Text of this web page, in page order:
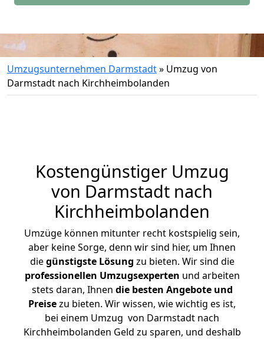
Umzugsunternehmen Darmstadt» Umzug von
Darmstadt nach Kirchheimbolanden
Kostengünstiger Umzug
von Darmstadt nach
Kirchheimbolanden
Umzüge können mitunter recht kostspielig sein,
aber keine Sorge, denn wir sind hier, um Ihnen
diegünstigste Lösung zu bieten. Wir sind die
professionellen Umzugsexperten und arbeiten
stets daran, Ihnen die besten Angebote und
Preisezu bieten. Wir wissen, wie wichtig es ist,
bei einem Umzug von Darmstadt nach
Kirchheimbolanden Geld zu sparen, und deshalb